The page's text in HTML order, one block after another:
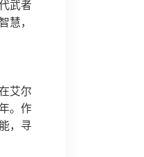
武者
慧，
艾尔
。作
，寻